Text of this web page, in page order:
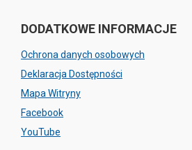
DODATKOWE INFORMACJE
Ochrona danych osobowych
Deklaracja Dostępności
Mapa Witryny
Facebook
YouTube